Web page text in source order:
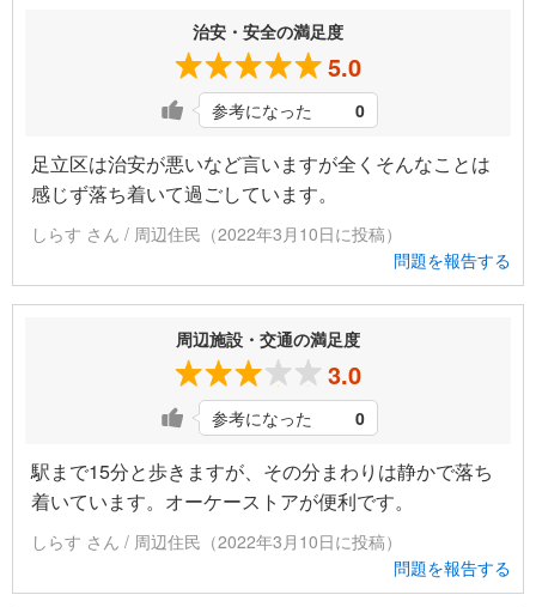
治安・安全の満足度
5.0
参考になった 0
足立区は治安が悪いなど言いますが全くそんなことは
感じず落ち着いて過ごしています。
しらす さん / 周辺住民（2022年3月10日に投稿）
問題を報告する
周辺施設・交通の満足度
3.0
参考になった 0
駅まで15分と歩きますが、その分まわりは静かで落ち
着いています。オーケーストアが便利です。
しらす さん / 周辺住民（2022年3月10日に投稿）
問題を報告する